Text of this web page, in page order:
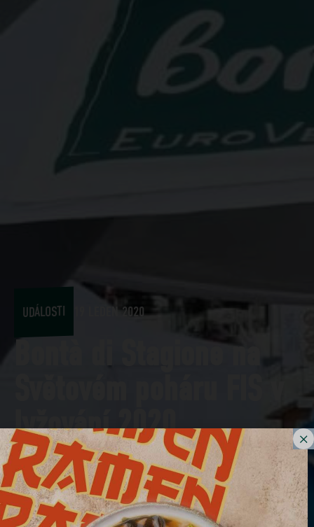
UDÁLOSTI 19 LEDEN 2020
Bontà di Stagione na
lyžování 2020